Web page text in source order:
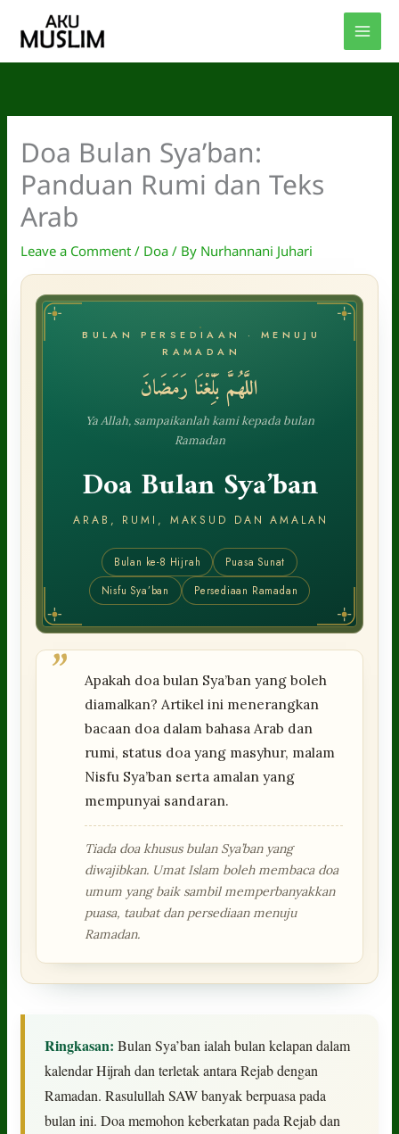
Doa Bulan Sya’ban:
Panduan Rumi dan Teks
Arab
Leave a Comment / Doa / By Nurhannani Juhari
BULAN PERSEDIAAN · MENUJU
RAMADAN
اللَّهُمَّ بَلِّغْنَا رَمَضَانَ
Ya Allah, sampaikanlah kami kepada bulan
Ramadan
Doa Bulan Sya’ban
ARAB, RUMI, MAKSUD DAN AMALAN
Bulan ke-8 Hijrah
Puasa Sunat
Nisfu Sya’ban
Persediaan Ramadan
”
Apakah doa bulan Sya’ban yang boleh
diamalkan? Artikel ini menerangkan
bacaan doa dalam bahasa Arab dan
rumi, status doa yang masyhur, malam
Nisfu Sya’ban serta amalan yang
mempunyai sandaran.
Tiada doa khusus bulan Sya’ban yang
diwajibkan. Umat Islam boleh membaca doa
umum yang baik sambil memperbanyakkan
puasa, taubat dan persediaan menuju
Ramadan.
Ringkasan: Bulan Sya’ban ialah bulan kelapan dalam
kalendar Hijrah dan terletak antara Rejab dengan
Ramadan. Rasulullah SAW banyak berpuasa pada
bulan ini. Doa memohon keberkatan pada Rejab dan